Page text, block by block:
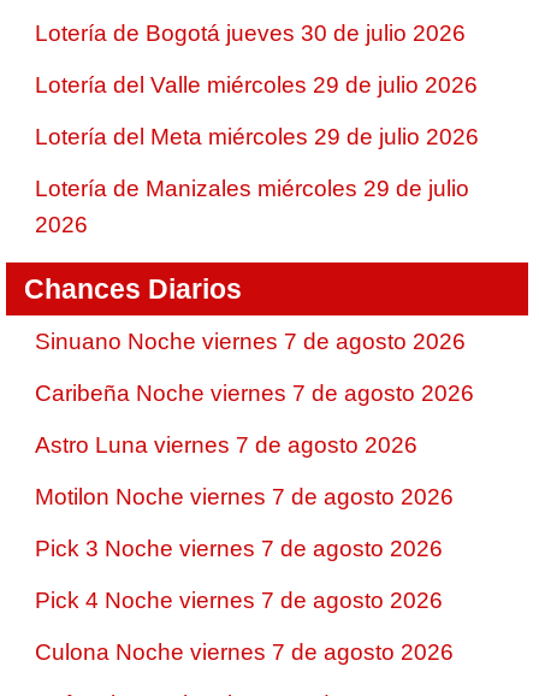
Lotería de Bogotá jueves 30 de julio 2026
Lotería del Valle miércoles 29 de julio 2026
Lotería del Meta miércoles 29 de julio 2026
Lotería de Manizales miércoles 29 de julio
2026
Chances Diarios
Sinuano Noche viernes 7 de agosto 2026
Caribeña Noche viernes 7 de agosto 2026
Astro Luna viernes 7 de agosto 2026
Motilon Noche viernes 7 de agosto 2026
Pick 3 Noche viernes 7 de agosto 2026
Pick 4 Noche viernes 7 de agosto 2026
Culona Noche viernes 7 de agosto 2026